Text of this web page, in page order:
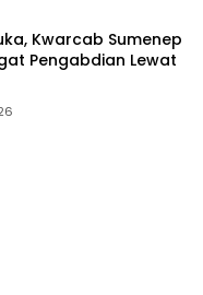
Kwarcab Sumenep
Pengabdian Lewat